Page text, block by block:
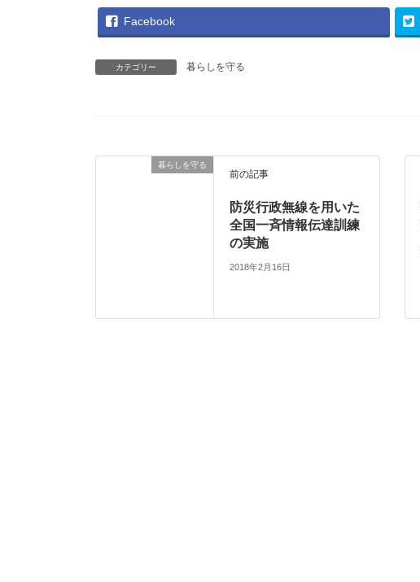
ィ
ン
ド
ウ
開
き
ま
く
だ
さ
い
新
し
い
き
す
Facebook
カテゴリー 暮らしを守る
暮らしを守る
前の記事
防災行政無線を用いた
全国一斉情報伝達訓練
の実施
2018年2月16日